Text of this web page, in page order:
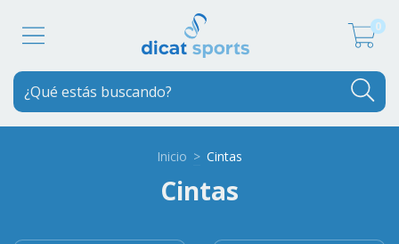
0
Inicio > Cintas
Cintas